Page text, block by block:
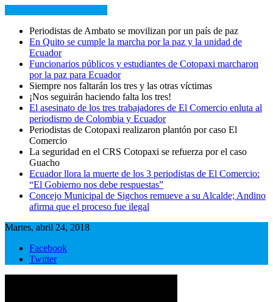
Periodistas de Ambato se movilizan por un país de paz
En Quito se cumple la marcha por la paz y la unidad de
Ecuador
Funcionarios públicos y estudiantes de Cotopaxi marcharon
por la paz para Ecuador
Siempre nos faltarán los tres y las otras víctimas
¡Nos seguirán haciendo falta los tres!
El asesinato de los tres trabajadores de El Comercio enluta al
periodismo de Colombia y Ecuador
Periodistas de Cotopaxi realizaron plantón por caso El
Comercio
La seguridad en el CRS Cotopaxi se refuerza por el caso
Guacho
Ecuador llora la muerte de los 3 periodistas de El Comercio:
“El Gobierno nos debe respuestas”
Concejo Municipal de Sigchos remueve a su Alcalde; Andino
afirma que el proceso fue ilegal
Martes, abril 24, 2018
Facebook
Twitter